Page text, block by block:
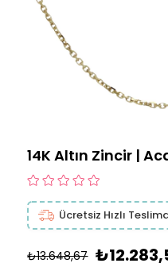
14K Altın Zincir |
Ücretsiz Hızlı
₺13.648,67